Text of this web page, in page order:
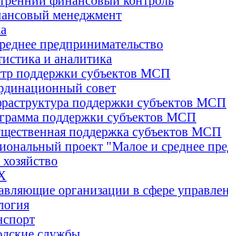
менеджмент
предпринимательство
и аналитика
поддержки субъектов МСП
совет
поддержки субъектов МСП
поддержки субъектов МСП
поддержка субъектов МСП
проект "Малое и среднее
организации в сфере